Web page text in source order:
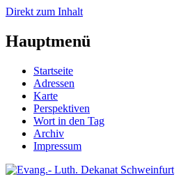
Direkt zum Inhalt
Hauptmenü
Startseite
Adressen
Karte
Perspektiven
Wort in den Tag
Archiv
Impressum